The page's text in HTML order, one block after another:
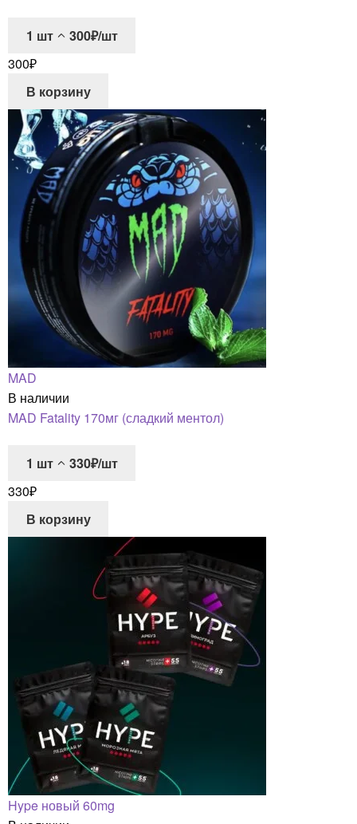
1 шт
300₽/шт
300₽
В корзину
MAD
В наличии
MAD Fatality 170мг (сладкий ментол)
1 шт
330₽/шт
330₽
В корзину
Hype новый 60mg